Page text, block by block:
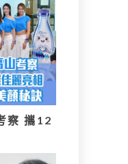
察 攜12